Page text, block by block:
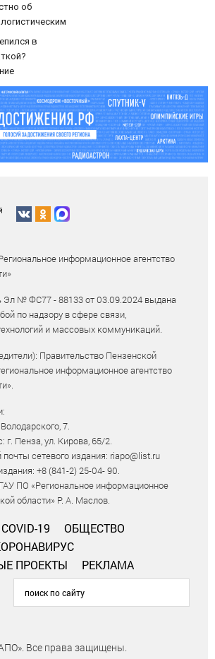
об
Новости
в
ужасает
информационное агентство
Эл № ФС77 - 88133 от 03.09.2024 выдана
по надзору в сфере связи,
и массовых коммуникаций.
Правительство Пензенской
информационное агентство
7.
г. Пенза, ул. Кирова, 65/2.
сетевого издания: riapo@list.ru
+8 (841-2) 25-04- 90.
ПО «Региональное информационное
области» Р. А. Маслов.
19
ОБЩЕСТВО
ПРОЕКТЫ
РЕКЛАМА
Все права защищены.